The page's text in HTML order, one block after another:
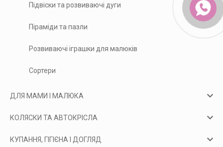
Підвіски та розвиваючі дуги
Піраміди та пазли
Розвиваючі іграшки для малюків
Сортери
ДЛЯ МАМИ І МАЛЮКА
КОЛЯСКИ ТА АВТОКРІСЛА
КУПАННЯ, ГІГІЄНА І ДОГЛЯД